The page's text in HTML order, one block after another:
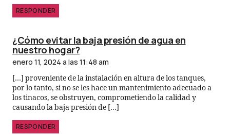
RESPONDER
¿Cómo evitar la baja presión de agua en
nuestro hogar?
enero 11, 2024 a las 11:48 am
[…] proveniente de la instalación en altura de los tanques,
por lo tanto, si no se les hace un mantenimiento adecuado a
los tinacos, se obstruyen, comprometiendo la calidad y
causando la baja presión de […]
RESPONDER